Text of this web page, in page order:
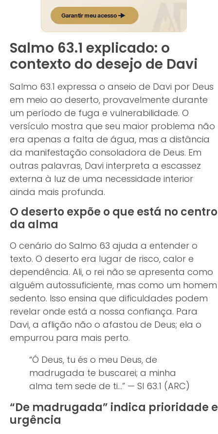
Salmo 63.1 explicado: o
contexto do desejo de Davi
Salmo 63.1 expressa o anseio de Davi por Deus
em meio ao deserto, provavelmente durante
um período de fuga e vulnerabilidade. O
versículo mostra que seu maior problema não
era apenas a falta de água, mas a distância
da manifestação consoladora de Deus. Em
outras palavras, Davi interpreta a escassez
externa à luz de uma necessidade interior
ainda mais profunda.
O deserto expõe o que está no centro
da alma
O cenário do Salmo 63 ajuda a entender o
texto. O deserto era lugar de risco, calor e
dependência. Ali, o rei não se apresenta como
alguém autossuficiente, mas como um homem
sedento. Isso ensina que dificuldades podem
revelar onde está a nossa confiança. Para
Davi, a aflição não o afastou de Deus; ela o
empurrou para mais perto.
“Ó Deus, tu és o meu Deus, de
madrugada te buscarei; a minha
alma tem sede de ti…” — Sl 63.1 (ARC)
“De madrugada” indica prioridade e
urgência